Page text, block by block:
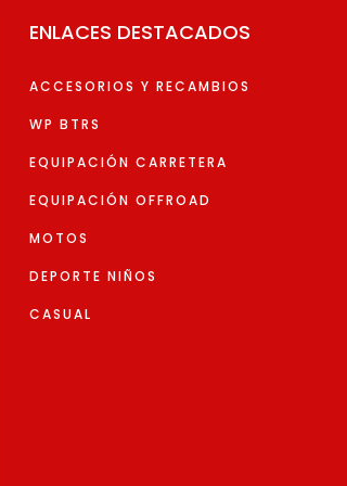
en
página
de
producto
ENLACES DESTACADOS
ACCESORIOS Y RECAMBIOS
WP BTRS
EQUIPACIÓN CARRETERA
EQUIPACIÓN OFFROAD
MOTOS
DEPORTE NIÑOS
CASUAL